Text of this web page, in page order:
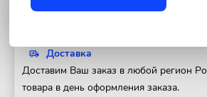
Доставка
Доставим Ваш заказ в любой регион
товара в день оформления заказа.